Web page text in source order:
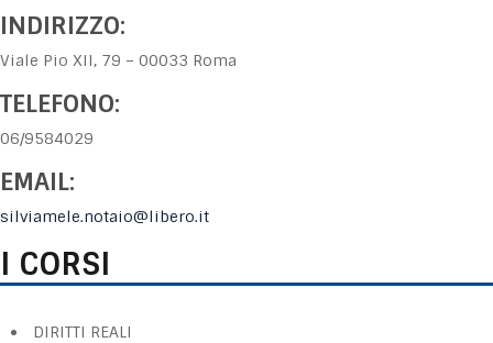
INDIRIZZO:
Viale Pio XII, 79 – 00033 Roma
TELEFONO:
06/9584029
EMAIL:
silviamele.notaio@libero.it
I CORSI
DIRITTI REALI